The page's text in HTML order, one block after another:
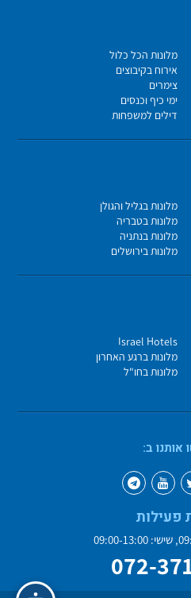
מלונות הכל כלול
אירוח בקיבוצים
צימרים
ימי כיף וכנסים
דילים למשפחות
מלונות בגליל והגולן
מלונות בטבריה
מלונות בנתניה
מלונות בירושלים
Israel Hotels
מלונות ברגע האחרון
מלונות בחו"ל
אותנו ב:
פעילות
072-